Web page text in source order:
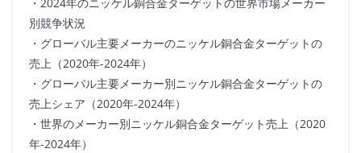
別競争状況
・グローバル主要メーカーのニッケル銅合金ターゲットの
売上（2020年-2024年）
・グローバル主要メーカー別ニッケル銅合金ターゲットの
売上シェア（2020年-2024年）
・世界のメーカー別ニッケル銅合金ターゲット売上（2020
年-2024年）